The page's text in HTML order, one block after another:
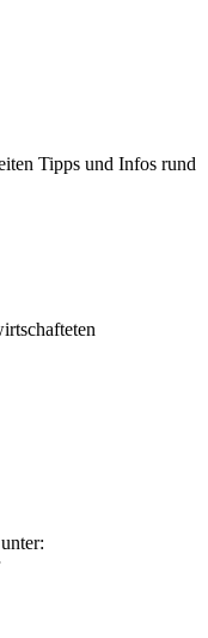
Tipps und Infos rund